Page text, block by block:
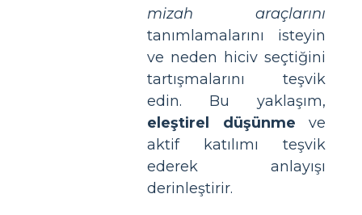
mizah araçlarını
tanımlamalarını isteyin
ve neden hiciv seçtiğini
tartışmalarını teşvik
edin. Bu yaklaşım,
eleştirel düşünme ve
aktif katılımı teşvik
ederek anlayışı
derinleştirir.